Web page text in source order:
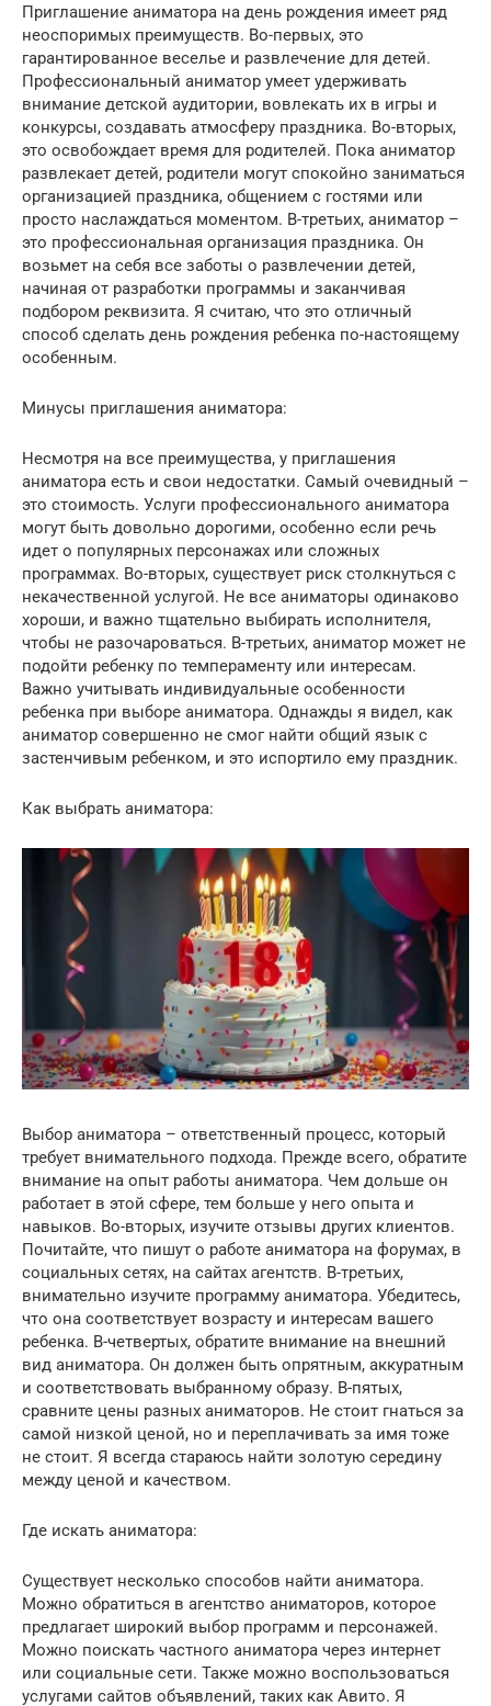
Приглашение аниматора на день рождения имеет ряд
неоспоримых преимуществ. Во-первых, это
гарантированное веселье и развлечение для детей.
Профессиональный аниматор умеет удерживать
внимание детской аудитории, вовлекать их в игры и
конкурсы, создавать атмосферу праздника. Во-вторых,
это освобождает время для родителей. Пока аниматор
развлекает детей, родители могут спокойно заниматься
организацией праздника, общением с гостями или
просто наслаждаться моментом. В-третьих, аниматор –
это профессиональная организация праздника. Он
возьмет на себя все заботы о развлечении детей,
начиная от разработки программы и заканчивая
подбором реквизита. Я считаю, что это отличный
способ сделать день рождения ребенка по-настоящему
особенным.
Минусы приглашения аниматора:
Несмотря на все преимущества, у приглашения
аниматора есть и свои недостатки. Самый очевидный –
это стоимость. Услуги профессионального аниматора
могут быть довольно дорогими, особенно если речь
идет о популярных персонажах или сложных
программах. Во-вторых, существует риск столкнуться с
некачественной услугой. Не все аниматоры одинаково
хороши, и важно тщательно выбирать исполнителя,
чтобы не разочароваться. В-третьих, аниматор может не
подойти ребенку по темпераменту или интересам.
Важно учитывать индивидуальные особенности
ребенка при выборе аниматора. Однажды я видел, как
аниматор совершенно не смог найти общий язык с
застенчивым ребенком, и это испортило ему праздник.
Как выбрать аниматора:
Выбор аниматора – ответственный процесс, который
требует внимательного подхода. Прежде всего, обратите
внимание на опыт работы аниматора. Чем дольше он
работает в этой сфере, тем больше у него опыта и
навыков. Во-вторых, изучите отзывы других клиентов.
Почитайте, что пишут о работе аниматора на форумах, в
социальных сетях, на сайтах агентств. В-третьих,
внимательно изучите программу аниматора. Убедитесь,
что она соответствует возрасту и интересам вашего
ребенка. В-четвертых, обратите внимание на внешний
вид аниматора. Он должен быть опрятным, аккуратным
и соответствовать выбранному образу. В-пятых,
сравните цены разных аниматоров. Не стоит гнаться за
самой низкой ценой, но и переплачивать за имя тоже
не стоит. Я всегда стараюсь найти золотую середину
между ценой и качеством.
Где искать аниматора:
Существует несколько способов найти аниматора.
Можно обратиться в агентство аниматоров, которое
предлагает широкий выбор программ и персонажей.
Можно поискать частного аниматора через интернет
или социальные сети. Также можно воспользоваться
услугами сайтов объявлений, таких как Авито. Я